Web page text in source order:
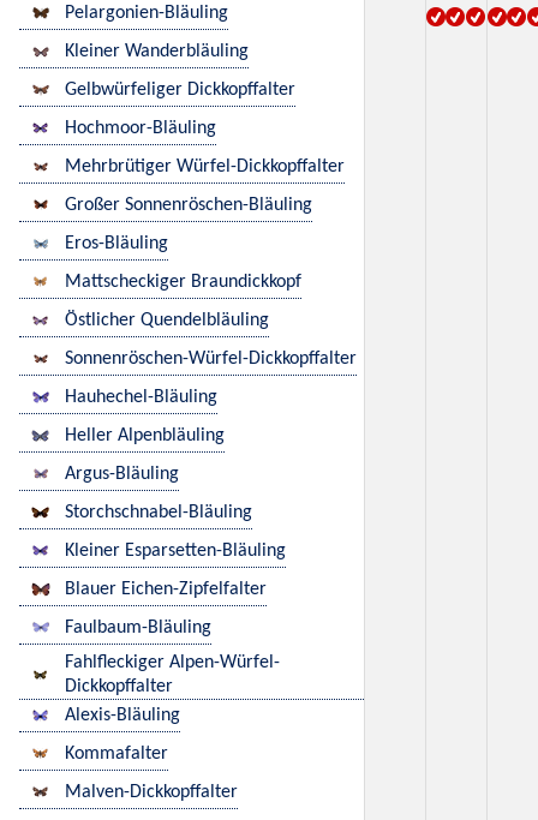
Pelargonien-Bläuling
Kleiner Wanderbläuling
Gelbwürfeliger Dickkopffalter
Hochmoor-Bläuling
Mehrbrütiger Würfel-Dickkopffalter
Großer Sonnenröschen-Bläuling
Eros-Bläuling
Mattscheckiger Braundickkopf
Östlicher Quendelbläuling
Sonnenröschen-Würfel-Dickkopffalter
Hauhechel-Bläuling
Heller Alpenbläuling
Argus-Bläuling
Storchschnabel-Bläuling
Kleiner Esparsetten-Bläuling
Blauer Eichen-Zipfelfalter
Faulbaum-Bläuling
Fahlfleckiger Alpen-Würfel-
Dickkopffalter
Alexis-Bläuling
Kommafalter
Malven-Dickkopffalter